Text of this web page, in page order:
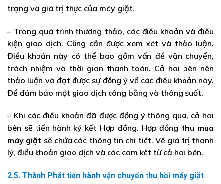
trạng và giá trị thực của máy giặt.
– Trong quá trình thương thảo, các điều khoản và điều
kiện giao dịch. Cũng cần được xem xét và thảo luận.
Điều khoản này có thể bao gồm vấn đề vận chuyển,
trách nhiệm và thời gian thanh toán. Cả hai bên nên
thảo luận và đạt được sự đồng ý về các điều khoản này.
Để đảm bảo một giao dịch công bằng và thông suốt.
– Khi các điều khoản đã được đồng ý thông qua, cả hai
bên sẽ tiến hành ký kết Hợp đồng. Hợp đồng thu mua
máy giặt sẽ chứa các thông tin chi tiết. Về giá trị thanh
lý, điều khoản giao dịch và các cam kết từ cả hai bên.
2.5. Thành Phát tiến hành vận chuyển thu hồi máy giặt